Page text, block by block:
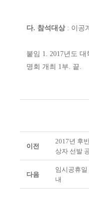
다. 참석대상: 이공
붙임 1. 2017년도
명회 개최 1부. 끝.
이전
2017년 후
상자 선발
다음
임시공휴
내